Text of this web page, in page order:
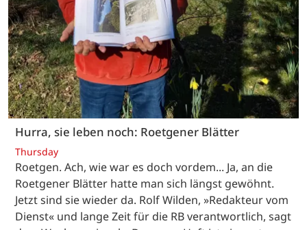
Hurra, sie leben noch: Roetgener Blätter
Thursday
Roetgen. Ach, wie war es doch vordem... Ja, an die
Roetgener Blätter hatte man sich längst gewöhnt.
Jetzt sind sie wieder da. Rolf Wilden, »Redakteur vom
Dienst« und lange Zeit für die RB verantwortlich, sagt